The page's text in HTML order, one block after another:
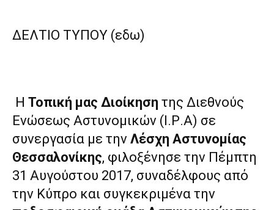
ΔΕΛΤΙΟ ΤΥΠΟΥ (εδω)
Η Τοπική μας Διοίκηση της Διεθνούς
Ενώσεως Αστυνομικών (Ι.Ρ.Α) σε
συνεργασία με την Λέσχη Αστυνομίας
Θεσσαλονίκης, φιλοξένησε την Πέμπτη
31 Αυγούστου 2017, συναδέλφους από
την Κύπρο και συγκεκριμένα την